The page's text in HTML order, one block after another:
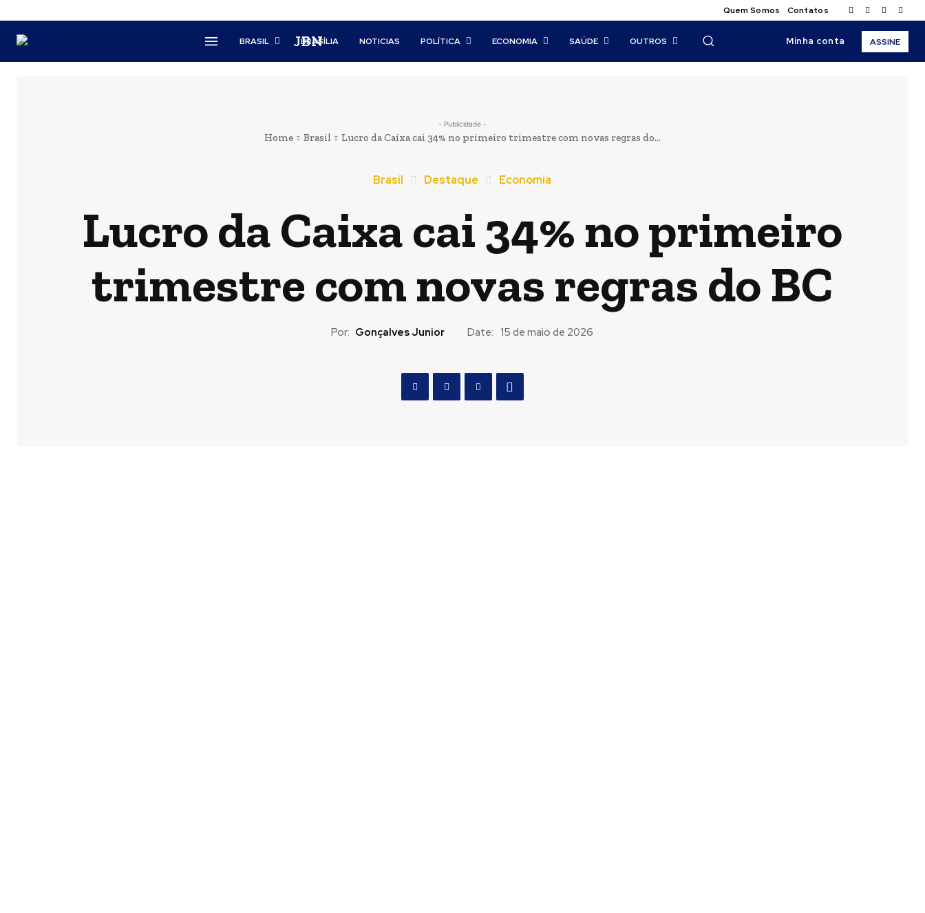
Quem Somos Contatos
JBN
BRASIL BRASÍLIA NOTICIAS POLÍTICA ECONOMIA SAÚDE OUTROS Minha conta ASSINE
- Publicidade -
Home Brasil Lucro da Caixa cai 34% no primeiro trimestre com novas regras do...
Brasil Destaque Economia
Lucro da Caixa cai 34% no primeiro
trimestre com novas regras do BC
Por: Gonçalves Junior Date: 15 de maio de 2026